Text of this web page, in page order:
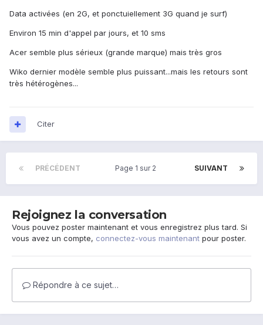
Data activées (en 2G, et ponctuiellement 3G quand je surf)
Environ 15 min d'appel par jours, et 10 sms
Acer semble plus sérieux (grande marque) mais très gros
Wiko dernier modèle semble plus puissant...mais les retours sont
très hétérogènes...
Citer
PRÉCÉDENT SUIVANT
Page 1 sur 2
Rejoignez la conversation
Vous pouvez poster maintenant et vous enregistrez plus tard. Si
vous avez un compte, connectez-vous maintenant pour poster.
Répondre à ce sujet…